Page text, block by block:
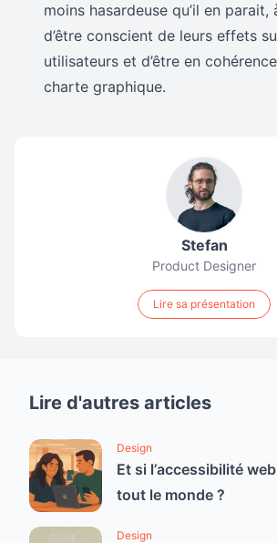
moins hasardeuse qu’il en
d’être conscient de leurs effets
utilisateurs et d’être en
charte graphique.
Stefan
Product Designer
Lire sa présentation
Lire d'autres articles
Design
Et si l’accessibilité
tout le monde ?
Design